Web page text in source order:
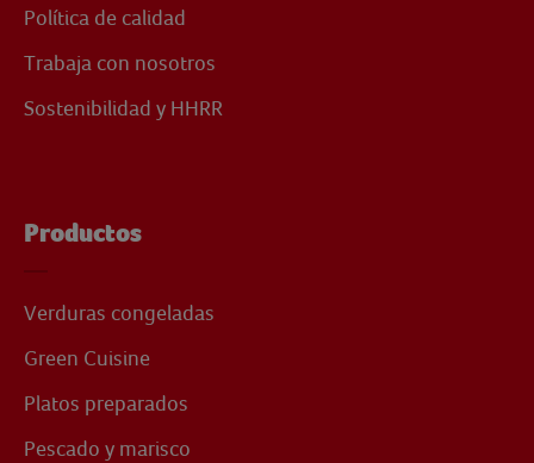
Política de calidad
Trabaja con nosotros
Sostenibilidad y HHRR
Productos
Verduras congeladas
Green Cuisine
Platos preparados
Pescado y marisco